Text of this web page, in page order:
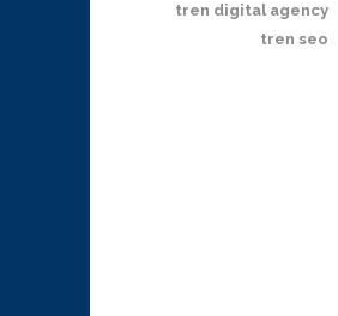
tren digital agency
tren seo